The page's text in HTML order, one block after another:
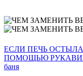
ЕСЛИ ПЕЧЬ ОСТЫЛА
ПОМОЩЬЮ
баня